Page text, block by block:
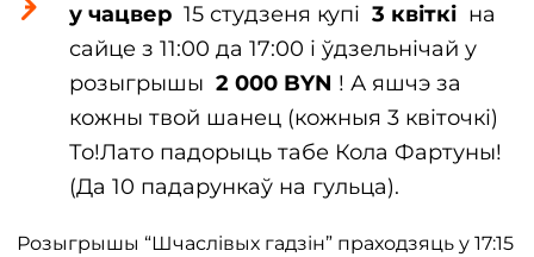
у чацвер 15 студзеня купі 3 квіткі на
сайце з 11:00 да 17:00 і ўдзельнічай у
розыгрышы 2 000 BYN ! А яшчэ за
кожны твой шанец (кожныя 3 квіточкі)
То!Лато падорыць табе Кола Фартуны!
(Да 10 падарункаў на гульца).
Розыгрышы “Шчаслівых гадзін” праходзяць у 17:15